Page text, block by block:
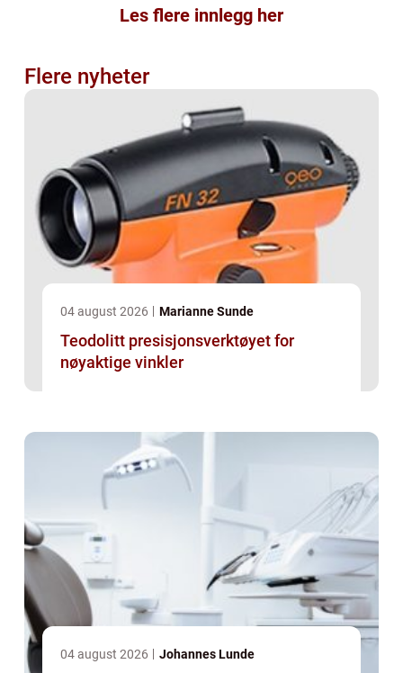
Les flere innlegg her
Flere nyheter
04 august 2026 Marianne Sunde
Teodolitt presisjonsverktøyet for
nøyaktige vinkler
04 august 2026 Johannes Lunde